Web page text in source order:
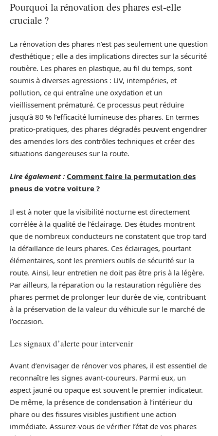
Pourquoi la rénovation des phares est-elle
cruciale ?
La rénovation des phares n’est pas seulement une question
d’esthétique ; elle a des implications directes sur la sécurité
routière. Les phares en plastique, au fil du temps, sont
soumis à diverses agressions : UV, intempéries, et
pollution, ce qui entraîne une oxydation et un
vieillissement prématuré. Ce processus peut réduire
jusqu’à 80 % l’efficacité lumineuse des phares. En termes
pratico-pratiques, des phares dégradés peuvent engendrer
des amendes lors des contrôles techniques et créer des
situations dangereuses sur la route.
Lire également : Comment faire la permutation des
pneus de votre voiture ?
Il est à noter que la visibilité nocturne est directement
corrélée à la qualité de l’éclairage. Des études montrent
que de nombreux conducteurs ne constatent que trop tard
la défaillance de leurs phares. Ces éclairages, pourtant
élémentaires, sont les premiers outils de sécurité sur la
route. Ainsi, leur entretien ne doit pas être pris à la légère.
Par ailleurs, la réparation ou la restauration régulière des
phares permet de prolonger leur durée de vie, contribuant
à la préservation de la valeur du véhicule sur le marché de
l’occasion.
Les signaux d’alerte pour intervenir
Avant d’envisager de rénover vos phares, il est essentiel de
reconnaître les signes avant-coureurs. Parmi eux, un
aspect jauné ou opaque est souvent le premier indicateur.
De même, la présence de condensation à l’intérieur du
phare ou des fissures visibles justifient une action
immédiate. Assurez-vous de vérifier l’état de vos phares